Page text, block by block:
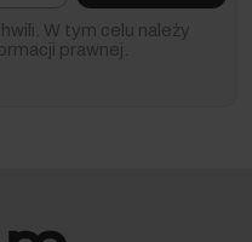
W tym celu należy
prawnej.